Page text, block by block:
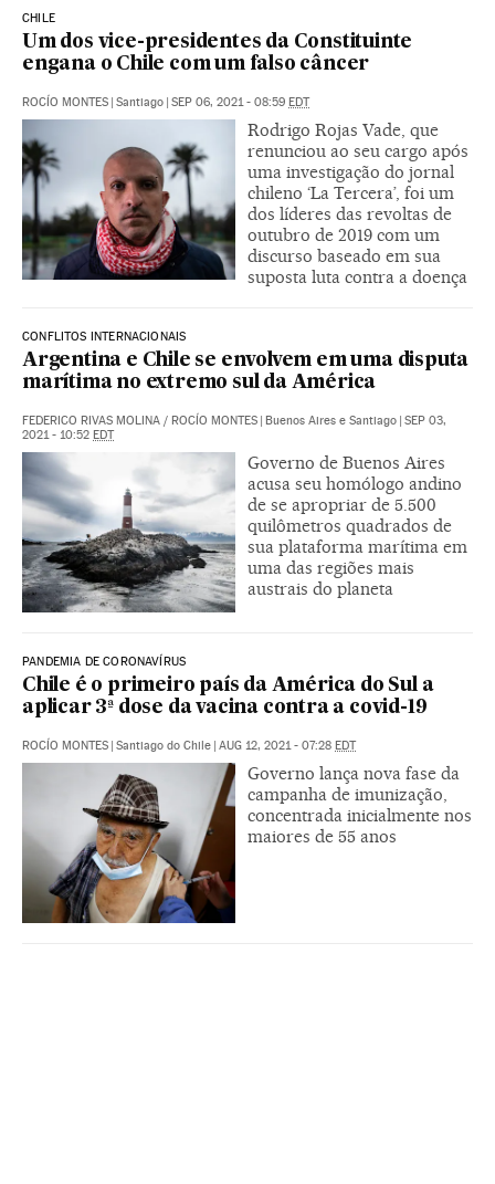
CHILE
Um dos vice-presidentes da Constituinte
engana o Chile com um falso câncer
ROCÍO MONTES | Santiago | SEP 06, 2021 - 08:59 EDT
Rodrigo Rojas Vade, que
renunciou ao seu cargo após
uma investigação do jornal
chileno ‘La Tercera’, foi um
dos líderes das revoltas de
outubro de 2019 com um
discurso baseado em sua
suposta luta contra a doença
CONFLITOS INTERNACIONAIS
Argentina e Chile se envolvem em uma disputa
marítima no extremo sul da América
FEDERICO RIVAS MOLINA / ROCÍO MONTES | Buenos Aires e Santiago | SEP 03,
2021 - 10:52 EDT
Governo de Buenos Aires
acusa seu homólogo andino
de se apropriar de 5.500
quilômetros quadrados de
sua plataforma marítima em
uma das regiões mais
austrais do planeta
PANDEMIA DE CORONAVÍRUS
Chile é o primeiro país da América do Sul a
aplicar 3ª dose da vacina contra a covid-19
ROCÍO MONTES | Santiago do Chile | AUG 12, 2021 - 07:28 EDT
Governo lança nova fase da
campanha de imunização,
concentrada inicialmente nos
maiores de 55 anos